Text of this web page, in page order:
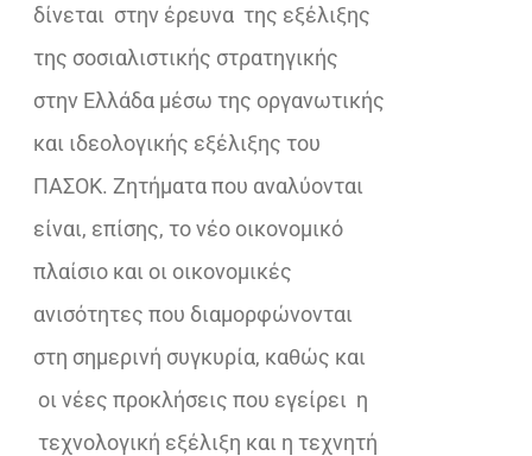
δίνεται στην έρευνα της εξέλιξης
της σοσιαλιστικής στρατηγικής
στην Ελλάδα μέσω της οργανωτικής
και ιδεολογικής εξέλιξης του
ΠΑΣΟΚ. Ζητήματα που αναλύονται
είναι, επίσης, το νέο οικονομικό
πλαίσιο και οι οικονομικές
ανισότητες που διαμορφώνονται
στη σημερινή συγκυρία, καθώς και
οι νέες προκλήσεις που εγείρει η
τεχνολογική εξέλιξη και η τεχνητή